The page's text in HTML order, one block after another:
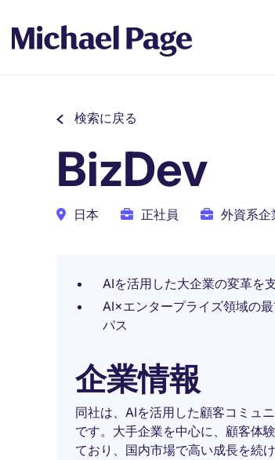
検索に戻る
BizDev
日本 正社員 外資系企
AIを活用した大企業の変革を
AI×エンタープライズ領域の
パス
企業情報
同社は、AIを活用した顧客コミュ
です。大手企業を中心に、顧客体
ており、国内市場で高い成長を続